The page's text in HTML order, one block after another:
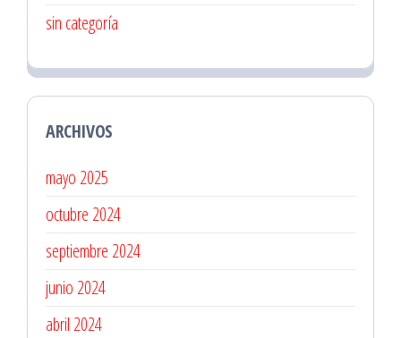
sin categoría
ARCHIVOS
mayo 2025
octubre 2024
septiembre 2024
junio 2024
abril 2024